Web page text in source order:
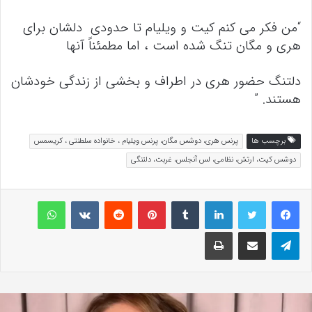
“من فکر می کنم کیت و ویلیام تا حدودی دلشان برای
هری و مگان تنگ شده است ، اما مطمئناً آنها
دلتنگ حضور هری در اطراف و بخشی از زندگی خودشان
هستند. ”
برچسب ها
پرنس هری، دوشس مگان، پرنس ویلیام ، خانواده سلطنتی ، کریسمس
دوشس کیت، ارتش، نظامی، لس آنجلس، غربت، دلتنگی
لینکداینتامبلر پینتریستReddit
VKontakteواتس آپ
تلگرام اشتراک گذاری با ایمیل چاپ